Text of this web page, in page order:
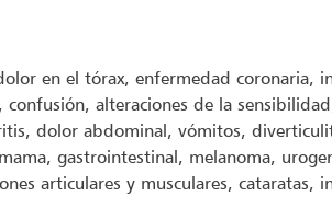
en el tórax, enfermedad coronaria,
alteraciones de la
dolor abdominal, vómitos,
gastrointestinal, melanoma,
articulares y musculares, cataratas,